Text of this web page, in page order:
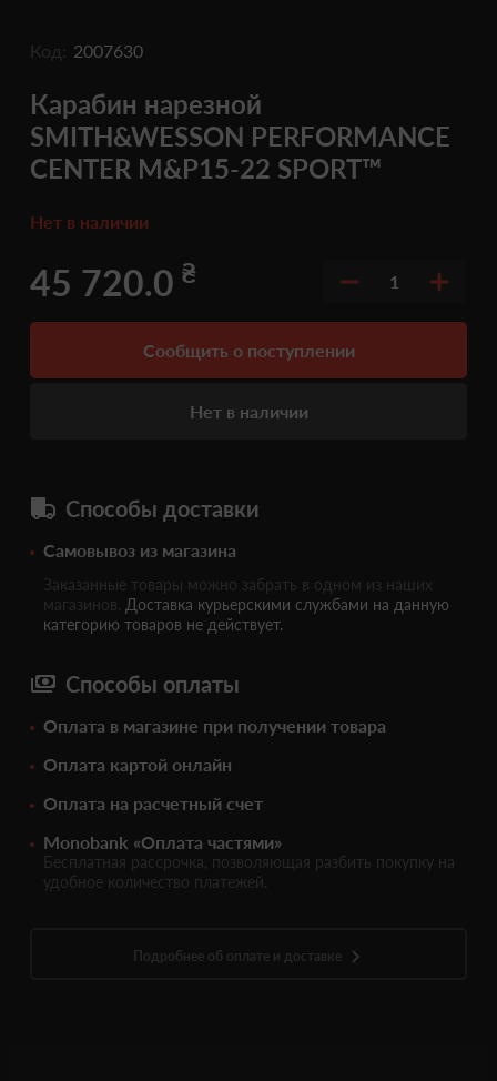
Код: 2007630
Карабин нарезной
SMITH&WESSON PERFORMANCE
CENTER M&P15-22 SPORT™
Нет в наличии
45 720.0 ₴ 1
Сообщить о поступлении
Нет в наличии
Способы доставки
Самовывоз из магазина
Заказанные товары можно забрать в одном из наших
магазинов. Доставка курьерскими службами на данную
категорию товаров не действует.
Способы оплаты
Оплата в магазине при получении товара
Оплата картой онлайн
Оплата на расчетный счет
Monobank «Оплата частями»
Бесплатная рассрочка, позволяющая разбить покупку на
удобное количество платежей.
Подробнее об оплате и доставке